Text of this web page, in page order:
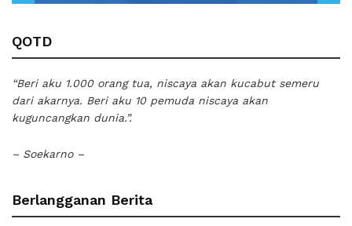
QOTD
“Beri aku 1.000 orang tua, niscaya akan kucabut semeru
dari akarnya. Beri aku 10 pemuda niscaya akan
kuguncangkan dunia.”.
– Soekarno –
Berlangganan Berita